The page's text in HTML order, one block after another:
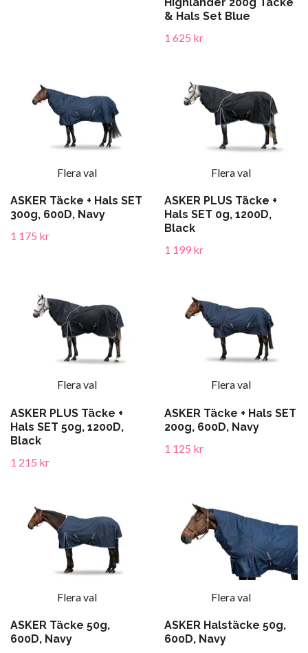
& Hals Set Blue
1 625 kr
Flera val
ASKER Täcke + Hals SET
300g, 600D, Navy
1 175 kr
Flera val
ASKER PLUS Täcke +
Hals SET 0g, 1200D,
Black
1 199 kr
Flera val
ASKER PLUS Täcke +
Hals SET 50g, 1200D,
Black
1 215 kr
Flera val
ASKER Täcke + Hals SET
200g, 600D, Navy
1 125 kr
Flera val
ASKER Täcke 50g,
600D, Navy
Flera val
ASKER Halstäcke 50g,
600D, Navy